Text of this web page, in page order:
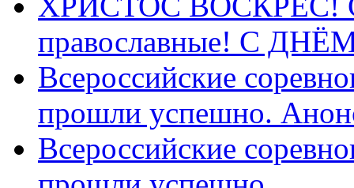
православные! C
Всероссийские
прошли успешно.
Всероссийские